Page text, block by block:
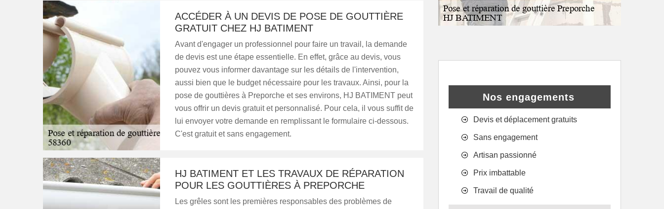
ACCÉDER À UN DEVIS DE POSE DE GOUTTIÈRE
GRATUIT CHEZ HJ BATIMENT
Avant d'engager un professionnel pour faire un travail, la demande
de devis est une étape essentielle. En effet, grâce au devis, vous
pouvez vous informer davantage sur les détails de l'intervention,
aussi bien que le budget nécessaire pour les travaux. Ainsi, pour la
pose de gouttières à Preporche et ses environs, HJ BATIMENT peut
vous offrir un devis gratuit et personnalisé. Pour cela, il vous suffit de
lui envoyer votre demande en remplissant le formulaire ci-dessous.
C'est gratuit et sans engagement.
HJ BATIMENT ET LES TRAVAUX DE RÉPARATION
POUR LES GOUTTIÈRES À PREPORCHE
Les grêles sont les premières responsables des problèmes de
Nos engagements
Devis et déplacement gratuits
Sans engagement
Artisan passionné
Prix imbattable
Travail de qualité